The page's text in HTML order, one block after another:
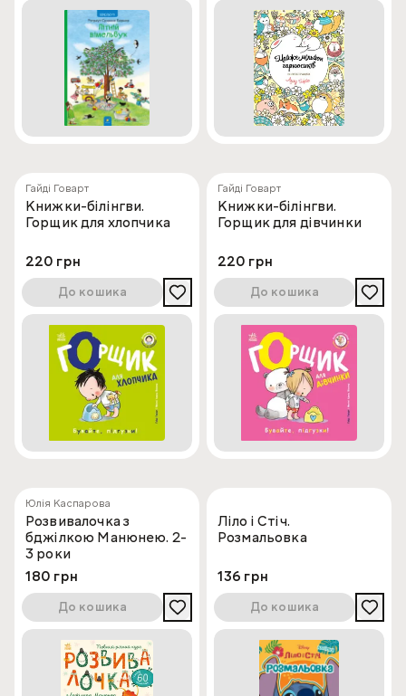
Гайді Говарт
Книжки-білінгви.
Горщик для хлопчика
220 грн
До кошика
Гайді Говарт
Книжки-білінгви.
Горщик для дівчинки
220 грн
До кошика
Юлія Каспарова
Розвивалочка з
бджілкою Манюнею. 2-
3 роки
180 грн
До кошика
Ліло і Стіч.
Розмальовка
136 грн
До кошика